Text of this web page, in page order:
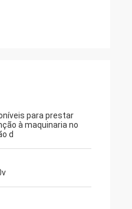
para prestar
à maquinaria no
d